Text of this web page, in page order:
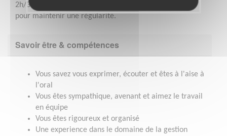
2h/3h par semaine (voir plus de novembre à janvier)
pour maintenir une régularité.
Savoir être & compétences
Vous savez vous exprimer, écouter et êtes à l'aise à
l'oral
Vous êtes sympathique, avenant et aimez le travail
en équipe
Vous êtes rigoureux et organisé
Une experience dans le domaine de la gestion